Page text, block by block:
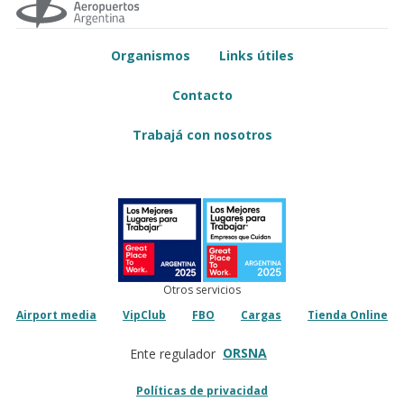
Organismos Links útiles
Contacto
Trabajá con nosotros
Otros servicios
Airport media
VipClub FBO Cargas Tienda Online
Ente regulador ORSNA
Políticas de privacidad